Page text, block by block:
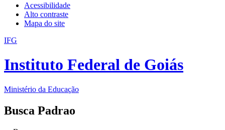
Acessibilidade
Alto contraste
Mapa do site
IFG
Instituto Federal de Goiás
Ministério da Educação
Busca Padrao